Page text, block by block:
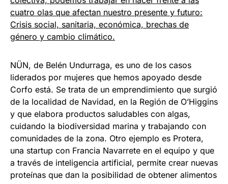
cuatro olas que afectan nuestro presente y futuro:
Crisis social, sanitaria, económica, brechas de
género y cambio climático.
NÜN, de Belén Undurraga, es uno de los casos
liderados por mujeres que hemos apoyado desde
Corfo está. Se trata de un emprendimiento que surgió
de la localidad de Navidad, en la Región de O’Higgins
y que elabora productos saludables con algas,
cuidando la biodiversidad marina y trabajando con
comunidades de la zona. Otro ejemplo es Protera,
una startup con Francia Navarrete en el equipo y que
a través de inteligencia artificial, permite crear nuevas
proteínas que dan la posibilidad de obtener alimentos